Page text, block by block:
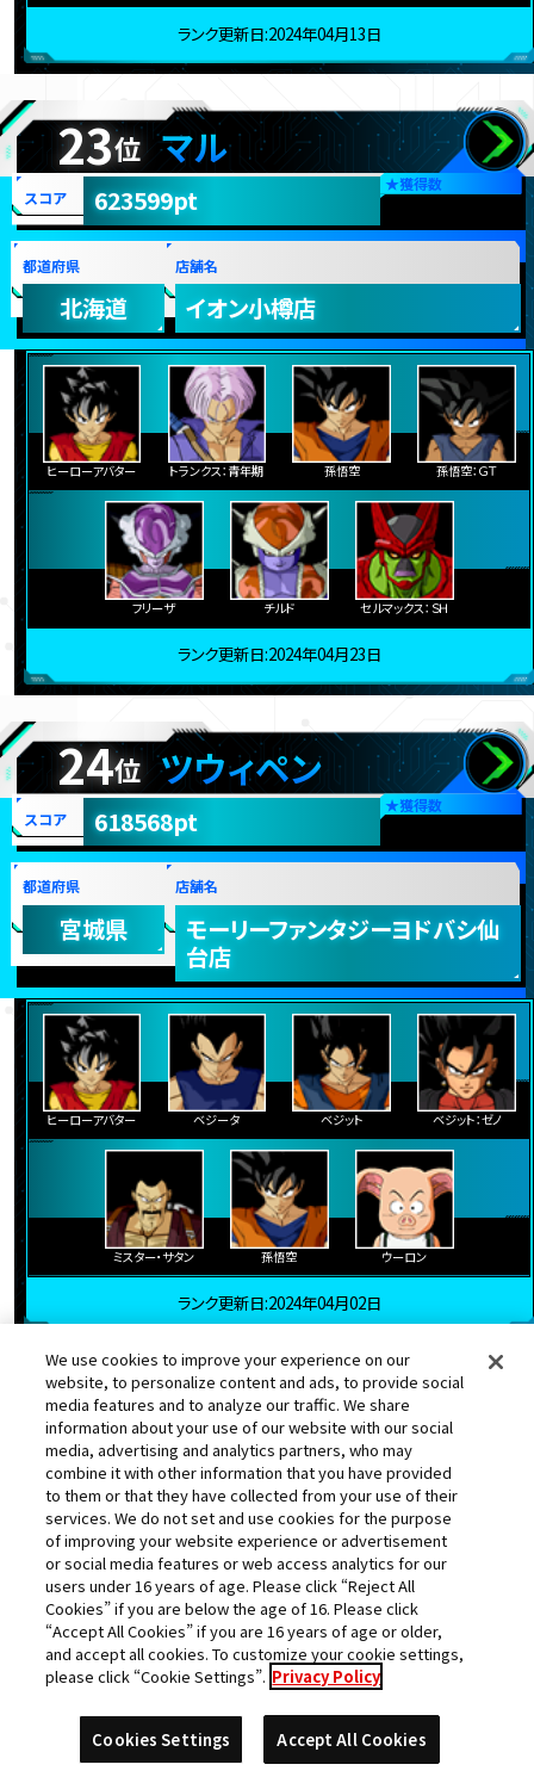
ランク更新日:2024年04月13日
23位 マル
★獲得数
スコア 623599pt
都道府県
北海道
店舗名
イオン小樽店
ヒーローアバター トランクス：青年期 孫悟空 孫悟空：ＧＴ
フリーザ チルド セルマックス：ＳＨ
ランク更新日:2024年04月23日
24位 ツウィペン
★獲得数
スコア 618568pt
都道府県
宮城県
店舗名
モーリーファンタジーヨドバシ仙
台店
ヒーローアバター ベジータ ベジット ベジット：ゼノ
ミスター・サタン 孫悟空 ウーロン
ランク更新日:2024年04月02日
25位 パピヨン
★獲得数
スコア 614318pt
都道府県
青森県
店舗名
PALOむつ店
ゴジータ：ＵＭ 孫悟空 孫悟空
We use cookies to improve your experience on our
website, to personalize content and ads, to provide social
media features and to analyze our traffic. We share
information about your use of our website with our social
media, advertising and analytics partners, who may
combine it with other information that you have provided
to them or that they have collected from your use of their
services. We do not set and use cookies for the purpose
of improving your website experience or advertisement
or social media features or web access analytics for our
users under 16 years of age. Please click “Reject All
Cookies” if you are below the age of 16. Please click
“Accept All Cookies” if you are 16 years of age or older,
and accept all cookies. To customize your cookie settings,
please click “Cookie Settings”. Privacy Policy
Cookies Settings Accept All Cookies